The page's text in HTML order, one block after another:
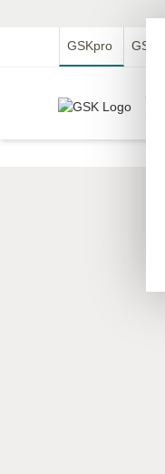
GSKpro